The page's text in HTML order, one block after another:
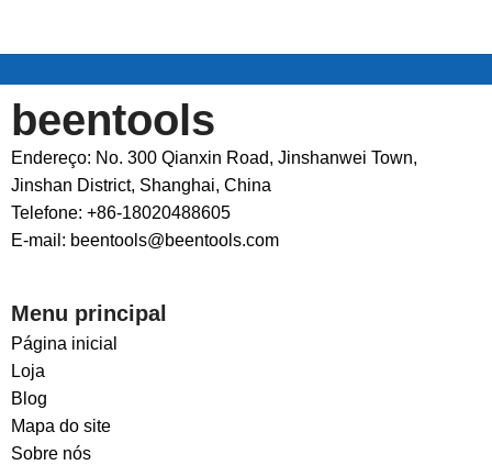
beentools
Endereço: No. 300 Qianxin Road, Jinshanwei Town,
Jinshan District, Shanghai, China
Telefone: +86-18020488605
E-mail: beentools@beentools.com
Menu principal
Página inicial
Loja
Blog
Mapa do site
Sobre nós